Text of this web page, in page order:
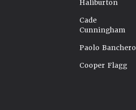
Haliburton
Cade
Cunningham
Paolo Banchero
Cooper Flagg